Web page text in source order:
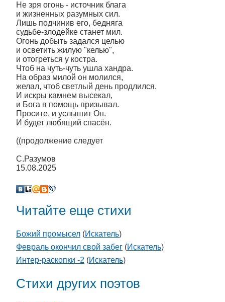
Не зря огонь - источник блага
и жизненных разумных сил.
Лишь подчинив его, бедняга
судьбе-злодейке станет мил.
Огонь добыть задался целью
и осветить жилую "келью",
и отогреться у костра.
Чтоб на чуть-чуть ушла хандра.
На образ милой он молился,
желал, чтоб светлый день продлился.
И искры камнем высекал,
и Бога в помощь призывал.
Просите, и услышит Он.
И будет любящий спасён.
((продолжение следует
С.Разумов
15.08.2025
Читайте еще стихи
Божий промысел (Искатель)
Февраль окончил свой забег (Искатель)
Интер-раскопки -2 (Искатель)
Стихи других поэтов